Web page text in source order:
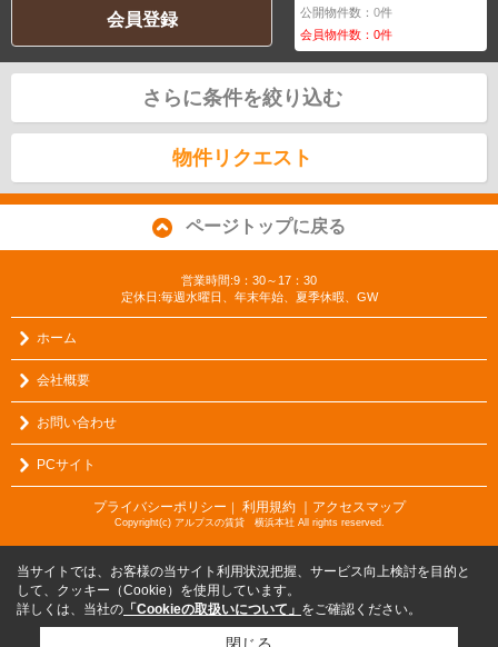
会員登録 公開物件数：0件
会員物件数：0件
さらに条件を絞り込む
物件リクエスト
ページトップに戻る
営業時間:9：30～17：30
定休日:毎週水曜日、年末年始、夏季休暇、GW
ホーム
会社概要
お問い合わせ
PCサイト
プライバシーポリシー ｜ 利用規約 ｜アクセスマップ
Copyright(c) アルプスの賃貸 横浜本社 All rights reserved.
当サイトでは、お客様の当サイト利用状況把握、サービス向上検討を目的と
して、クッキー（Cookie）を使用しています。
詳しくは、当社の 「Cookieの取扱いについて」 をご確認ください。